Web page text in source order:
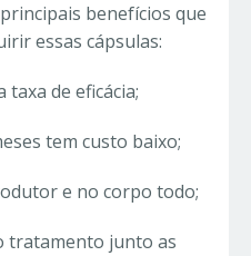
benefícios que
essas cápsulas:
de eficácia;
tem custo baixo;
e no corpo todo;
tratamento junto as